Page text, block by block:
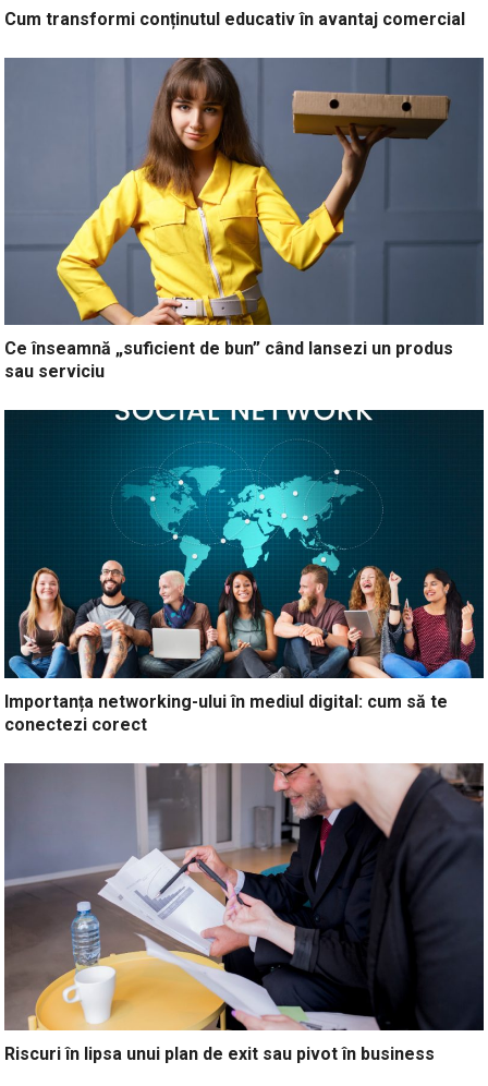
Cum transformi conținutul educativ în avantaj comercial
Ce înseamnă „suficient de bun” când lansezi un produs
sau serviciu
Importanța networking-ului în mediul digital: cum să te
conectezi corect
Riscuri în lipsa unui plan de exit sau pivot în business